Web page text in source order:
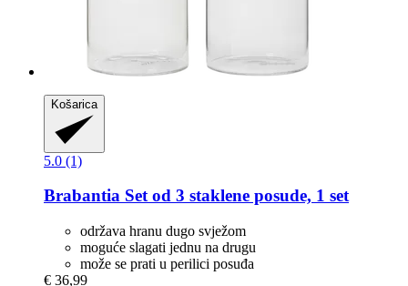
Košarica
5.0 (1)
Brabantia Set od 3 staklene posude, 1 set
održava hranu dugo svježom
moguće slagati jednu na drugu
može se prati u perilici posuđa
€ 36,99